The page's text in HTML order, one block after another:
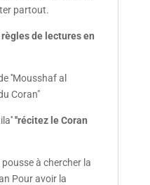
partout.
de lectures en
''Mousshaf al
Coran"
''récitez le Coran
à chercher la
Pour avoir la